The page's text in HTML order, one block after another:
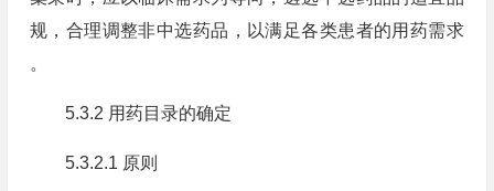
规，合理调整非中选药品，以满足各类患者的用药需求
。
5.3.2 用药目录的确定
5.3.2.1 原则